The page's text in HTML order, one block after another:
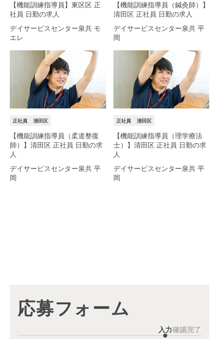
【機能訓練指導員】東区区 正
社員 日勤の求人
デイサービスセンター泉共 モ
エレ
【機能訓練指導員（鍼灸師）】
清田区 正社員 日勤の求人
デイサービスセンター泉共 平
岡
正社員 清田区
【機能訓練指導員（柔道整復
師）】清田区 正社員 日勤の求
人
デイサービスセンター泉共 平
岡
正社員 清田区
【機能訓練指導員（理学療法
士）】清田区 正社員 日勤の求
人
デイサービスセンター泉共 平
岡
応募フォーム
入力確認完了